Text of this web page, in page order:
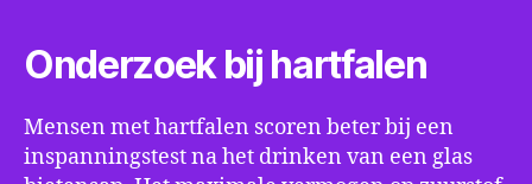
Onderzoek bij hartfalen
Mensen met hartfalen scoren beter bij een
inspanningstest na het drinken van een glas